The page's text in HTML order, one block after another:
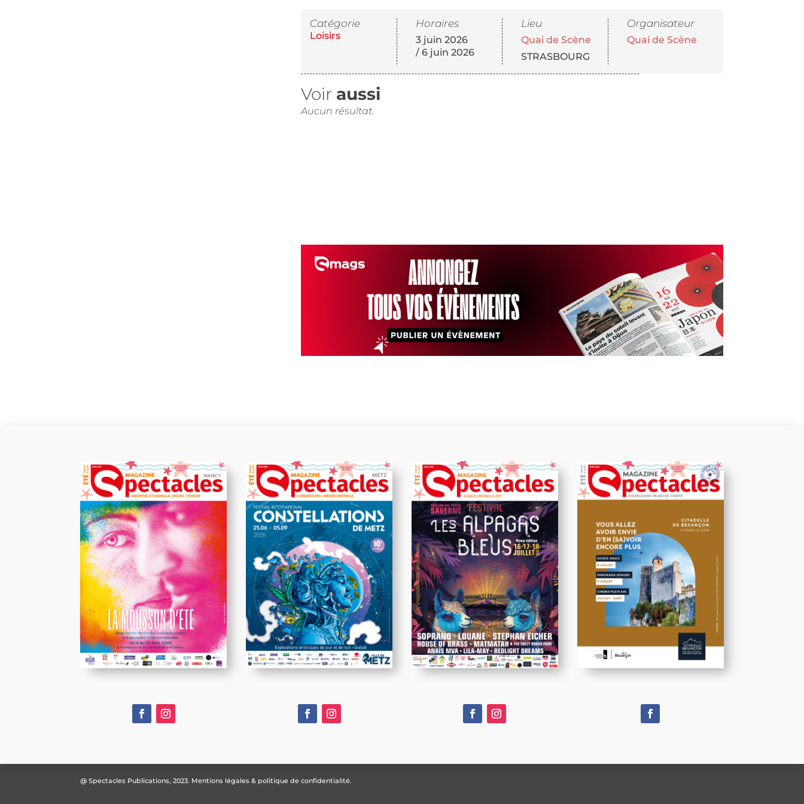
Catégorie
Loisirs
Horaires
3 juin 2026
/ 6 juin 2026
Lieu
Quai de Scène
STRASBOURG
Organisateur
Quai de Scène
Voir aussi
Aucun résultat.
@ Spectacles Publications, 2023. Mentions légales & politique de confidentialité.